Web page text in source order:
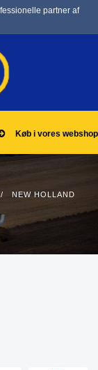
partner af
Køb i vores webshop
NEW HOLLAND